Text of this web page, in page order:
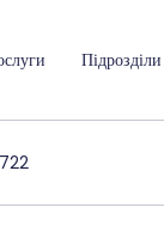
Підрозділи